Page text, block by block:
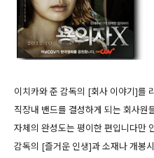
이치카와 준 감독의 [회사 이야기]를
직장내 밴드를 결성하게 되는 회사원
자체의 완성도는 평이한 편입니다만
감독의 [즐거운 인생]과 소재나 개봉